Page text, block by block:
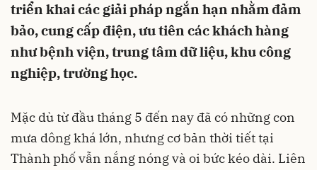
triển khai các giải pháp ngắn hạn nhằm đảm
bảo, cung cấp điện, ưu tiên các khách hàng
như bệnh viện, trung tâm dữ liệu, khu công
nghiệp, trường học.
Mặc dù từ đầu tháng 5 đến nay đã có những con
mưa dông khá lớn, nhưng cơ bản thời tiết tại
Thành phố vẫn nắng nóng và oi bức kéo dài. Liên
Hủy